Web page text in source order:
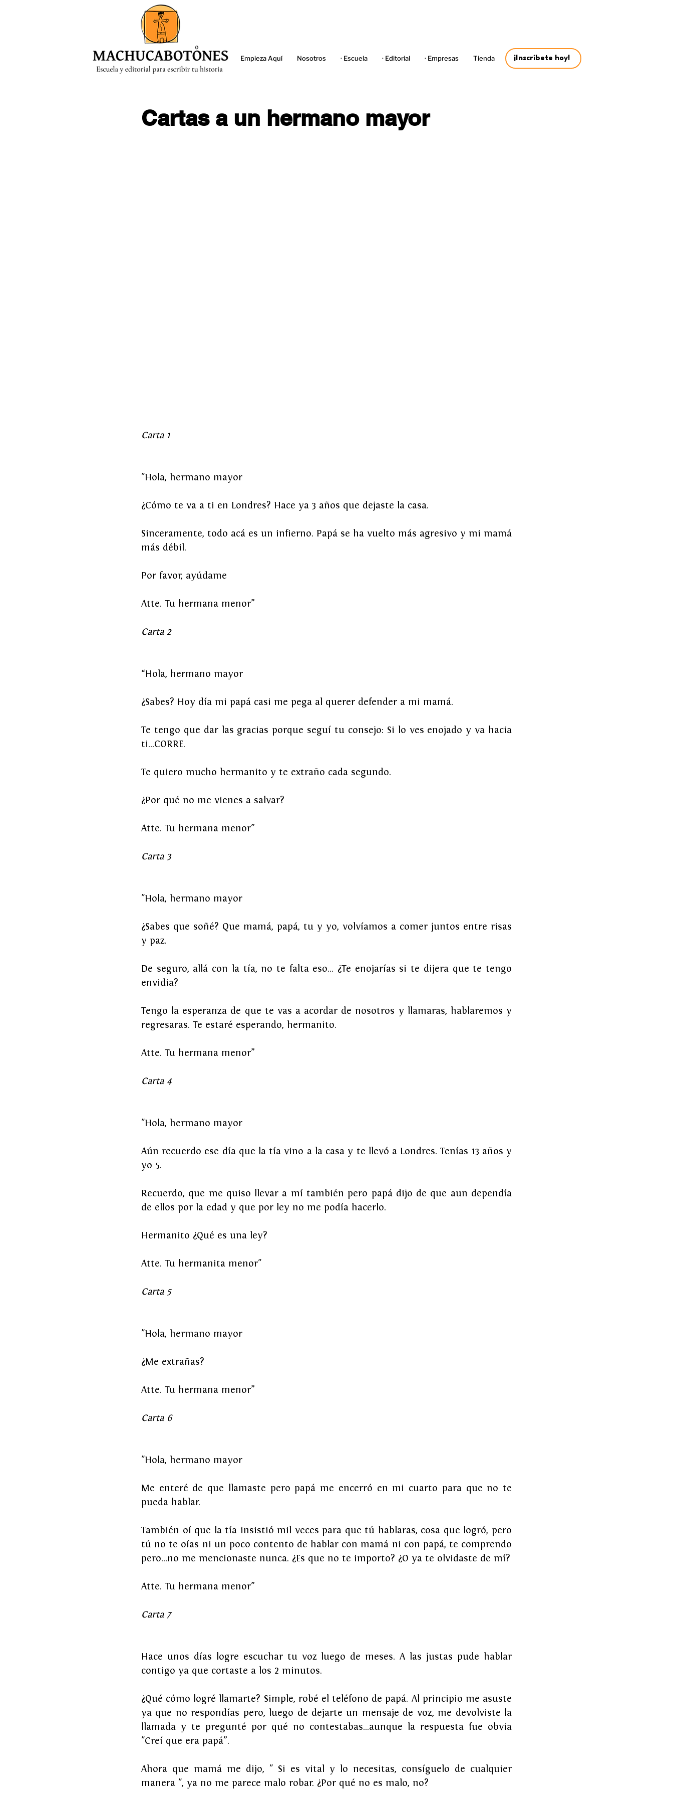
MENÚ
Empieza Aquí Nosotros · Escuela · Editorial · Empresas Tienda ¡Inscríbete hoy!
Cartas a un hermano mayor
Carta 1
"Hola, hermano mayor
¿Cómo te va a ti en Londres? Hace ya 3 años que dejaste la casa.
Sinceramente, todo acá es un infierno. Papá se ha vuelto más agresivo y mi mamá
más débil.
Por favor, ayúdame
Atte. Tu hermana menor”
Carta 2
“Hola, hermano mayor
¿Sabes? Hoy día mi papá casi me pega al querer defender a mi mamá.
Te tengo que dar las gracias porque seguí tu consejo: Si lo ves enojado y va hacia
ti...CORRE.
Te quiero mucho hermanito y te extraño cada segundo.
¿Por qué no me vienes a salvar?
Atte. Tu hermana menor”
Carta 3
"Hola, hermano mayor
¿Sabes que soñé? Que mamá, papá, tu y yo, volvíamos a comer juntos entre risas
y paz.
De seguro, allá con la tía, no te falta eso... ¿Te enojarías si te dijera que te tengo
envidia?
Tengo la esperanza de que te vas a acordar de nosotros y llamaras, hablaremos y
regresaras. Te estaré esperando, hermanito.
Atte. Tu hermana menor”
Carta 4
"Hola, hermano mayor
Aún recuerdo ese día que la tía vino a la casa y te llevó a Londres. Tenías 13 años y
yo 5.
Recuerdo, que me quiso llevar a mí también pero papá dijo de que aun dependía
de ellos por la edad y que por ley no me podía hacerlo.
Hermanito ¿Qué es una ley?
Atte. Tu hermanita menor"
Carta 5
"Hola, hermano mayor
¿Me extrañas?
Atte. Tu hermana menor”
Carta 6
"Hola, hermano mayor
Me enteré de que llamaste pero papá me encerró en mi cuarto para que no te
pueda hablar.
También oí que la tía insistió mil veces para que tú hablaras, cosa que logró, pero
tú no te oías ni un poco contento de hablar con mamá ni con papá, te comprendo
pero…no me mencionaste nunca. ¿Es que no te importo? ¿O ya te olvidaste de mí?
Atte. Tu hermana menor”
Carta 7
Hace unos días logre escuchar tu voz luego de meses. A las justas pude hablar
contigo ya que cortaste a los 2 minutos.
¿Qué cómo logré llamarte? Simple, robé el teléfono de papá. Al principio me asuste
ya que no respondías pero, luego de dejarte un mensaje de voz, me devolviste la
llamada y te pregunté por qué no contestabas...aunque la respuesta fue obvia
"Creí que era papá”.
Ahora que mamá me dijo, " Si es vital y lo necesitas, consíguelo de cualquier
manera ", ya no me parece malo robar. ¿Por qué no es malo, no?